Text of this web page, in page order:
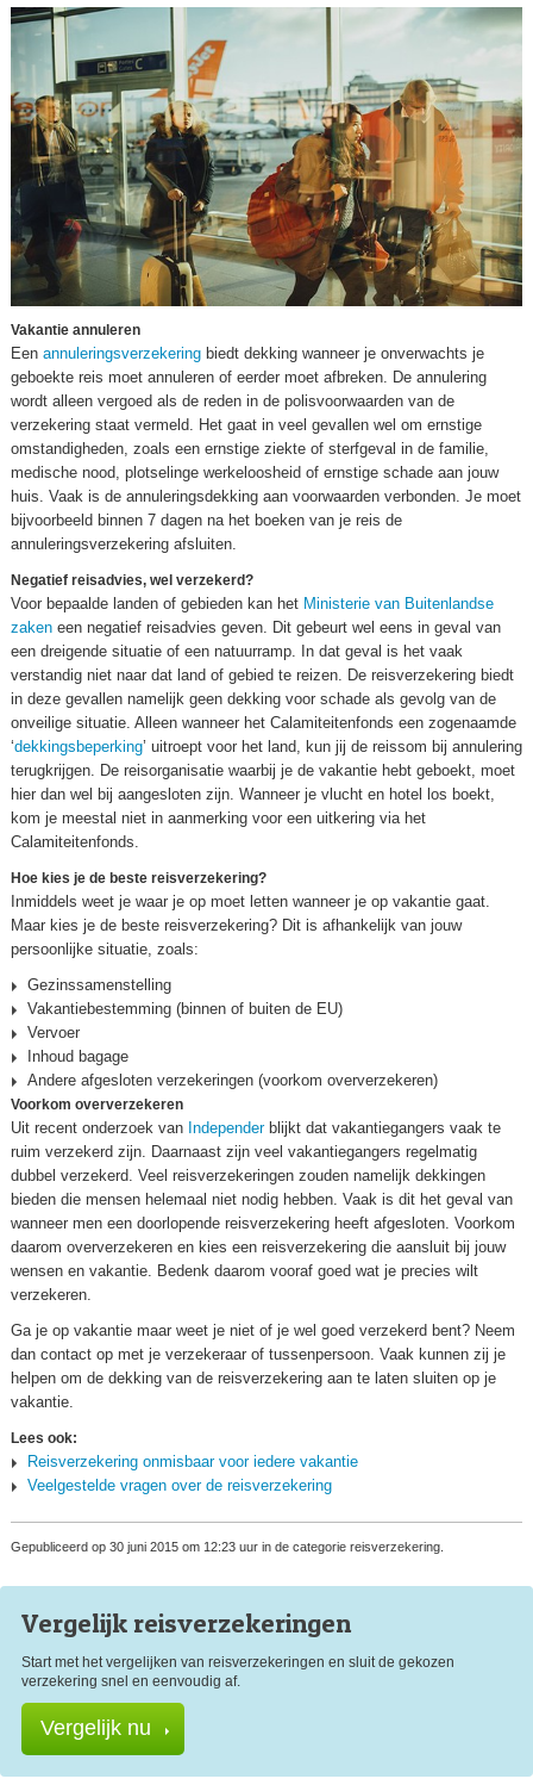
Vakantie annuleren
Een annuleringsverzekering biedt dekking wanneer je onverwachts je
geboekte reis moet annuleren of eerder moet afbreken. De annulering
wordt alleen vergoed als de reden in de polisvoorwaarden van de
verzekering staat vermeld. Het gaat in veel gevallen wel om ernstige
omstandigheden, zoals een ernstige ziekte of sterfgeval in de familie,
medische nood, plotselinge werkeloosheid of ernstige schade aan jouw
huis. Vaak is de annuleringsdekking aan voorwaarden verbonden. Je moet
bijvoorbeeld binnen 7 dagen na het boeken van je reis de
annuleringsverzekering afsluiten.
Negatief reisadvies, wel verzekerd?
Voor bepaalde landen of gebieden kan het Ministerie van Buitenlandse
zaken een negatief reisadvies geven. Dit gebeurt wel eens in geval van
een dreigende situatie of een natuurramp. In dat geval is het vaak
verstandig niet naar dat land of gebied te reizen. De reisverzekering biedt
in deze gevallen namelijk geen dekking voor schade als gevolg van de
onveilige situatie. Alleen wanneer het Calamiteitenfonds een zogenaamde
‘dekkingsbeperking’ uitroept voor het land, kun jij de reissom bij annulering
terugkrijgen. De reisorganisatie waarbij je de vakantie hebt geboekt, moet
hier dan wel bij aangesloten zijn. Wanneer je vlucht en hotel los boekt,
kom je meestal niet in aanmerking voor een uitkering via het
Calamiteitenfonds.
Hoe kies je de beste reisverzekering?
Inmiddels weet je waar je op moet letten wanneer je op vakantie gaat.
Maar kies je de beste reisverzekering? Dit is afhankelijk van jouw
persoonlijke situatie, zoals:
Gezinssamenstelling
Vakantiebestemming (binnen of buiten de EU)
Vervoer
Inhoud bagage
Andere afgesloten verzekeringen (voorkom oververzekeren)
Voorkom oververzekeren
Uit recent onderzoek van Independerblijkt dat vakantiegangers vaak te
ruim verzekerd zijn. Daarnaast zijn veel vakantiegangers regelmatig
dubbel verzekerd. Veel reisverzekeringen zouden namelijk dekkingen
bieden die mensen helemaal niet nodig hebben. Vaak is dit het geval van
wanneer men een doorlopende reisverzekering heeft afgesloten. Voorkom
daarom oververzekeren en kies een reisverzekering die aansluit bij jouw
wensen en vakantie. Bedenk daarom vooraf goed wat je precies wilt
verzekeren.
Ga je op vakantie maar weet je niet of je wel goed verzekerd bent? Neem
dan contact op met je verzekeraar of tussenpersoon. Vaak kunnen zij je
helpen om de dekking van de reisverzekering aan te laten sluiten op je
vakantie.
Lees ook:
Reisverzekering onmisbaar voor iedere vakantie
Veelgestelde vragen over de reisverzekering
Gepubliceerd op 30 juni 2015 om 12:23 uur in de categorie reisverzekering.
Vergelijk reisverzekeringen
Start met het vergelijken van reisverzekeringen en sluit de gekozen
verzekering snel en eenvoudig af.
Vergelijk nu